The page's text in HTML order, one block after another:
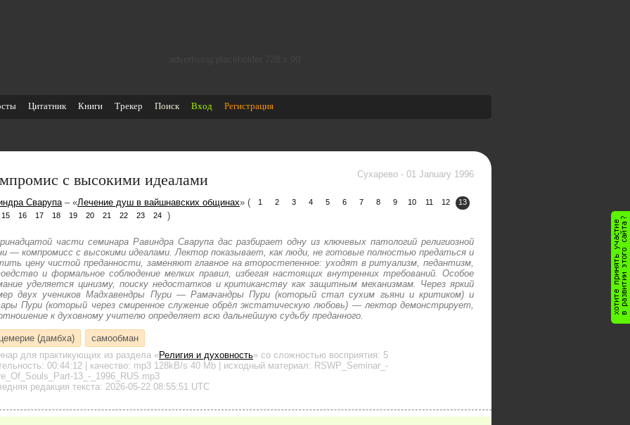
Цитатник Книги Трекер Поиск Вход Регистрация
с высокими идеалами Сухарево - 01 January 1996
Сварупа – «Лечение душ в вайшнавских общинах» ( 1 2 3 4 5 6 7 8 9 10 11 12
13
15 16 17 18 19 20 21 22 23 24 )
части семинара Равиндра Сварупа дас разбирает одну из ключевых патологий религиозной
— компромисс с высокими идеалами. Лектор показывает, как люди, не готовые полностью предаться и
цену чистой преданности, заменяют главное на второстепенное: уходят в ритуализм, педантизм,
и формальное соблюдение мелких правил, избегая настоящих внутренних требований. Особое
уделяется цинизму, поиску недостатков и критиканству как защитным механизмам. Через яркий
двух учеников Мадхавендры Пури — Рамачандры Пури (который стал сухим гьяни и критиком) и
Пури (который через смиренное служение обрёл экстатическую любовь) — лектор демонстрирует,
к духовному учителю определяет всю дальнейшую судьбу преданного.
(дамбха)
самообман
для практикующих из раздела «Религия и духовность» со сложностью восприятия: 5
00:44:12 | качество: mp3 128kB/s 40 Mb | исходный материал: RSWP_Seminar_-
13_-_1996_RUS.mp3
редакция текста: 2026-05-22 08:55:51 UTC